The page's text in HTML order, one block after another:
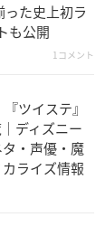
った史上初ラ
も公開
1コメント
ツイステ』
ディズニー
・声優・魔
ライズ情報